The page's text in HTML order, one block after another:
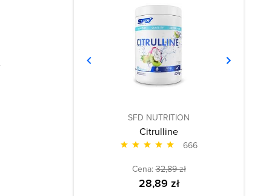
SFD NUTRITION
Citrulline
666
Cena:32,89 zł
28,89 zł